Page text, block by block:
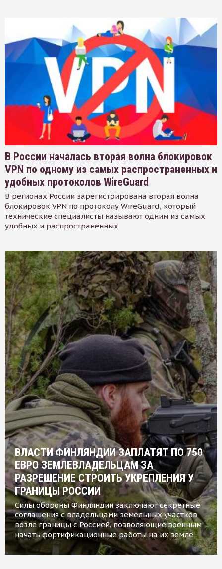
В России началась вторая волна блокировок
VPN по одному из самых распространенных и
удобных протоколов WireGuard
В регионах России зарегистрирована вторая волна
блокировок VPN по протоколу WireGuard, который
технические специалисты называют одним из самых
удобных и распространенных
ВЛАСТИ ФИНЛЯНДИИ ЗАПЛАТЯТ ПО 750
ЕВРО ЗЕМЛЕВЛАДЕЛЬЦАМ ЗА
РАЗРЕШЕНИЕ СТРОИТЬ УКРЕПЛЕНИЯ У
ГРАНИЦЫ РОССИИ
Силы обороны Финляндии заключают секретные
соглашения с владельцами земельных участков
возле границы с Россией, позволяющие военным
начать фортификационные работы на их земле